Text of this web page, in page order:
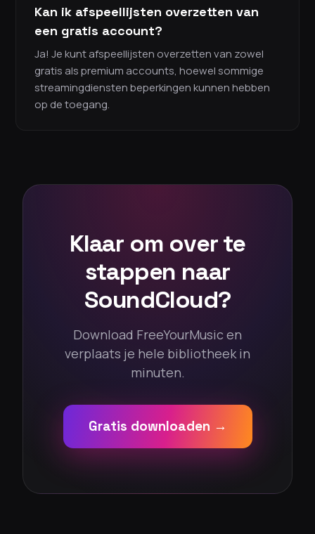
Kan ik afspeellijsten overzetten van
een gratis account?
Ja! Je kunt afspeellijsten overzetten van zowel
gratis als premium accounts, hoewel sommige
streamingdiensten beperkingen kunnen hebben
op de toegang.
Klaar om over te
stappen naar
SoundCloud?
Download FreeYourMusic en
verplaats je hele bibliotheek in
minuten.
Gratis downloaden →